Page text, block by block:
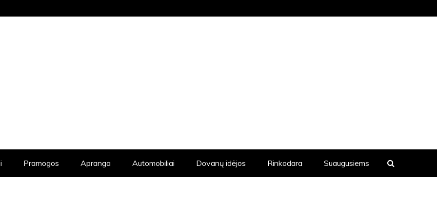
Pramogos Apranga Automobiliai Dovanų idėjos Rinkodara Suaugusiems